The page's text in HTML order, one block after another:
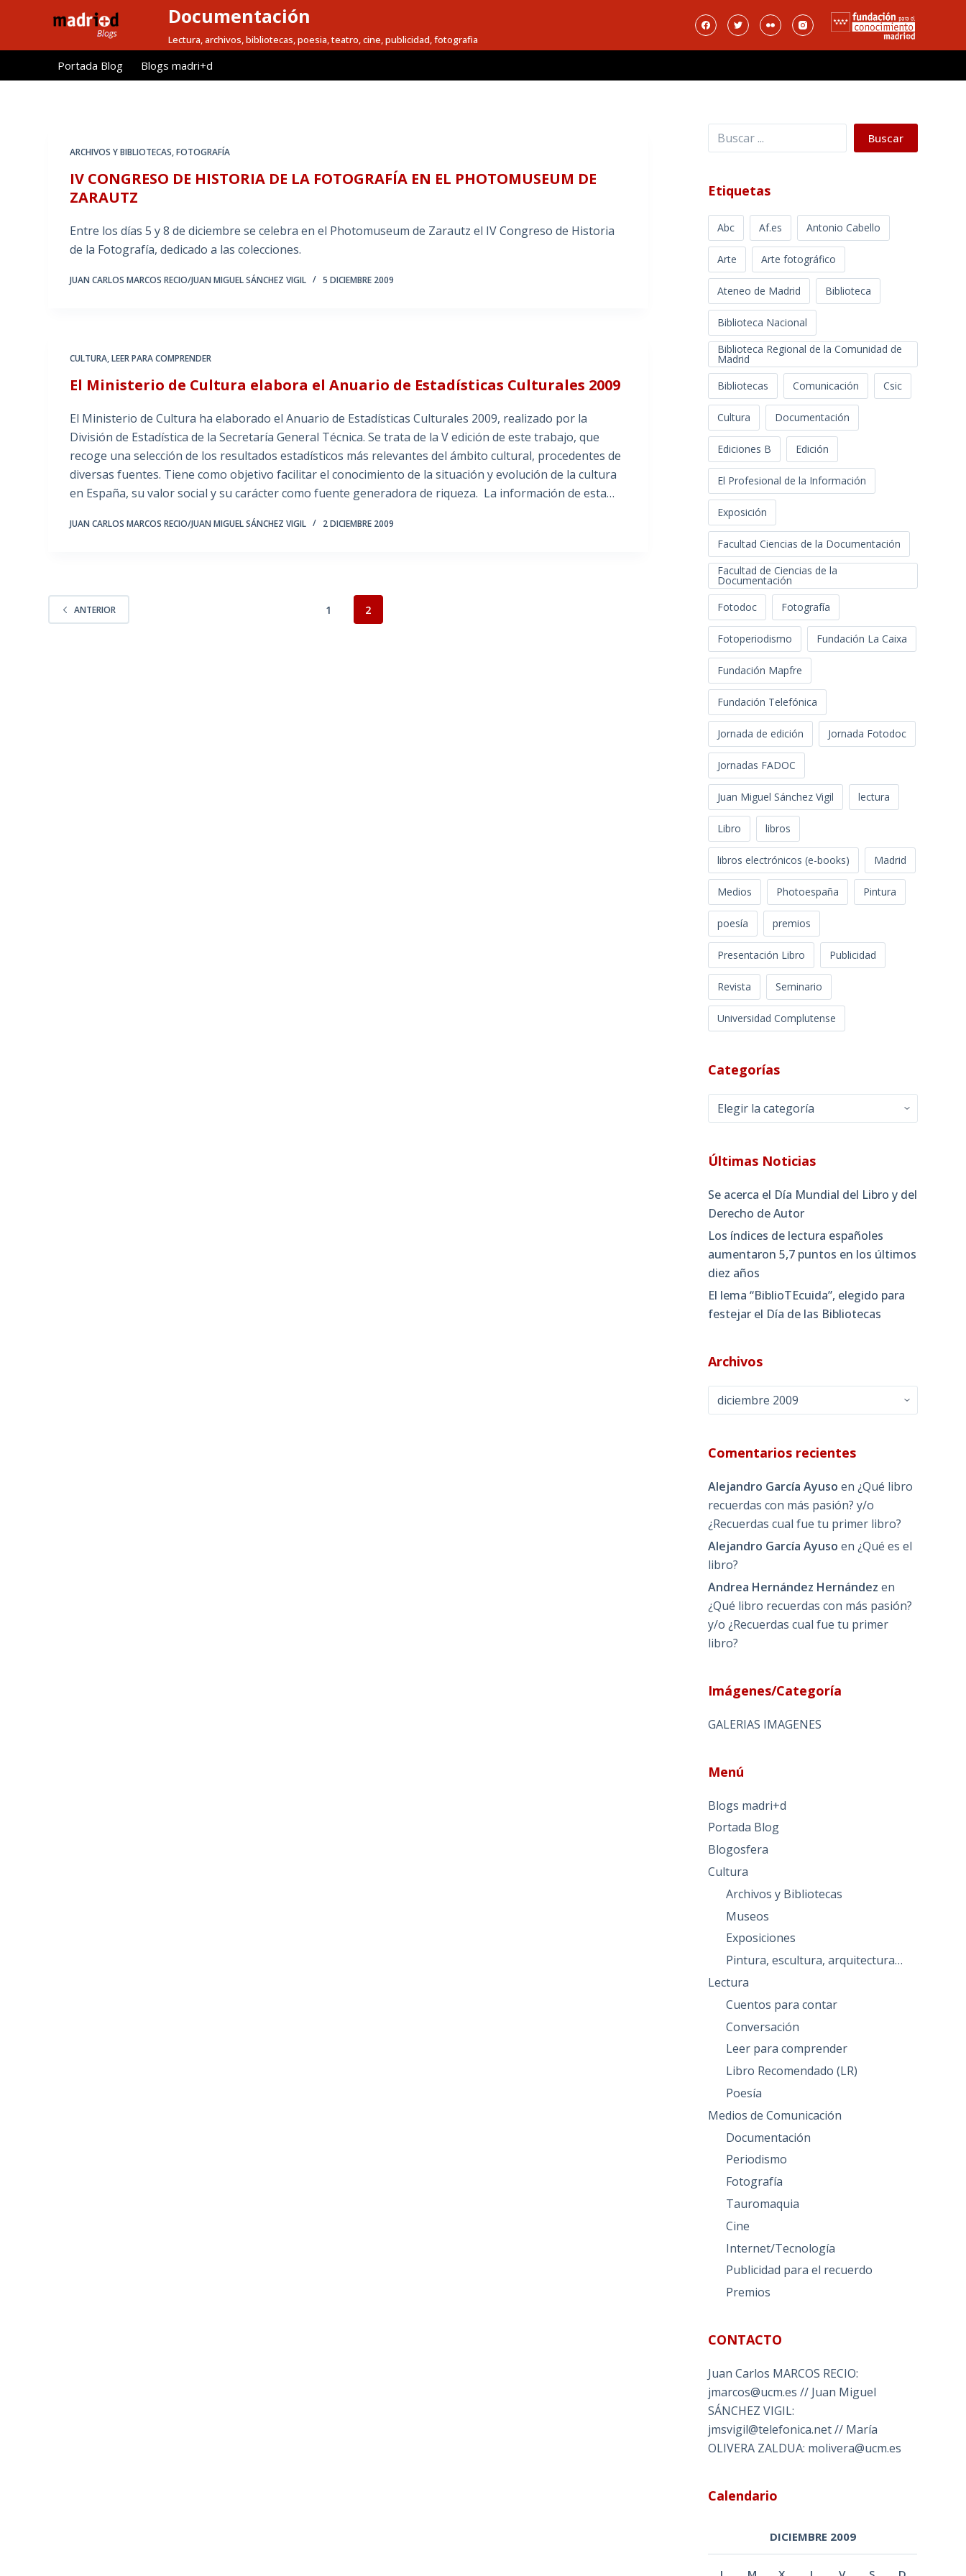
l
Documentación
Lectura, archivos, bibliotecas, poesia, teatro, cine, publicidad, fotografia
Portada Blog Blogs madri+d
ARCHIVOS Y BIBLIOTECAS,FOTOGRAFÍA
IV CONGRESO DE HISTORIA DE LA FOTOGRAFÍA EN EL PHOTOMUSEUM DE
ZARAUTZ
Entre los días 5 y 8 de diciembre se celebra en el Photomuseum de Zarautz el IV Congreso de Historia
de la Fotografía, dedicado a las colecciones.
JUAN CARLOS MARCOS RECIO/JUAN MIGUEL SÁNCHEZ VIGIL 5 DICIEMBRE 2009
CULTURA,LEER PARA COMPRENDER
El Ministerio de Cultura elabora el Anuario de Estadísticas Culturales 2009
El Ministerio de Cultura ha elaborado el Anuario de Estadísticas Culturales 2009, realizado por la
División de Estadística de la Secretaría General Técnica. Se trata de la V edición de este trabajo, que
recoge una selección de los resultados estadísticos más relevantes del ámbito cultural, procedentes de
diversas fuentes. Tiene como objetivo facilitar el conocimiento de la situación y evolución de la cultura
en España, su valor social y su carácter como fuente generadora de riqueza. La información de esta…
JUAN CARLOS MARCOS RECIO/JUAN MIGUEL SÁNCHEZ VIGIL 2 DICIEMBRE 2009
ANTERIOR 1 2
Buscar Buscar
Etiquetas
Abc Af.es Antonio Cabello
Arte Arte fotográfico
Ateneo de Madrid Biblioteca
Biblioteca Nacional
Biblioteca Regional de la Comunidad de
Madrid
Bibliotecas
Comunicación Csic
Cultura Documentación
Ediciones B Edición
El Profesional de la Información
Exposición
Facultad Ciencias de la Documentación
Facultad de Ciencias de la
Documentación
Fotodoc
Fotografía
Fotoperiodismo Fundación La Caixa
Fundación Mapfre
Fundación Telefónica
Jornada de edición Jornada Fotodoc
Jornadas FADOC
Juan Miguel Sánchez Vigil lectura
Libro libros
libros electrónicos (e-books) Madrid
Medios Photoespaña Pintura
poesía premios
Presentación Libro Publicidad
Revista Seminario
Universidad Complutense
Categorías
Categorías
Últimas Noticias
Se acerca el Día Mundial del Libro y del
Derecho de Autor
Los índices de lectura españoles
aumentaron 5,7 puntos en los últimos
diez años
El lema “BiblioTEcuida”, elegido para
festejar el Día de las Bibliotecas
Archivos
Archivos
Comentarios recientes
Alejandro García Ayuso en¿Qué libro
recuerdas con más pasión? y/o
¿Recuerdas cual fue tu primer libro?
Alejandro García Ayuso en¿Qué es el
libro?
Andrea Hernández Hernández en
¿Qué libro recuerdas con más pasión?
y/o ¿Recuerdas cual fue tu primer
libro?
Imágenes/Categoría
GALERIAS IMAGENES
Menú
Blogs madri+d
Portada Blog
Blogosfera
Cultura
Archivos y Bibliotecas
Museos
Exposiciones
Pintura, escultura, arquitectura…
Lectura
Cuentos para contar
Conversación
Leer para comprender
Libro Recomendado (LR)
Poesía
Medios de Comunicación
Documentación
Periodismo
Fotografía
Tauromaquia
Cine
Internet/Tecnología
Publicidad para el recuerdo
Premios
CONTACTO
Juan Carlos MARCOS RECIO:
jmarcos@ucm.es // Juan Miguel
SÁNCHEZ VIGIL:
jmsvigil@telefonica.net // María
OLIVERA ZALDUA: molivera@ucm.es
Calendario
DICIEMBRE 2009